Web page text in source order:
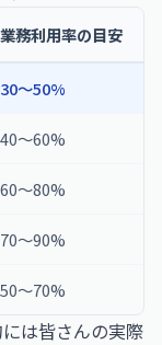
業務利用率の目安
30〜50%
40〜60%
60〜80%
70〜90%
50〜70%
は皆さんの実際